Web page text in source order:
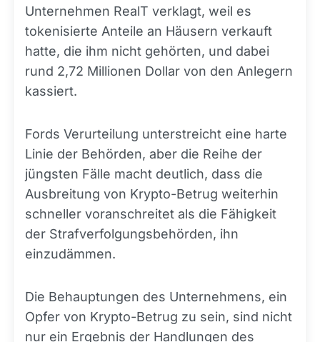
Unternehmen RealT verklagt, weil es
tokenisierte Anteile an Häusern verkauft
hatte, die ihm nicht gehörten, und dabei
rund 2,72 Millionen Dollar von den Anlegern
kassiert.
Fords Verurteilung unterstreicht eine harte
Linie der Behörden, aber die Reihe der
jüngsten Fälle macht deutlich, dass die
Ausbreitung von Krypto-Betrug weiterhin
schneller voranschreitet als die Fähigkeit
der Strafverfolgungsbehörden, ihn
einzudämmen.
Die Behauptungen des Unternehmens, ein
Opfer von Krypto-Betrug zu sein, sind nicht
nur ein Ergebnis der Handlungen des